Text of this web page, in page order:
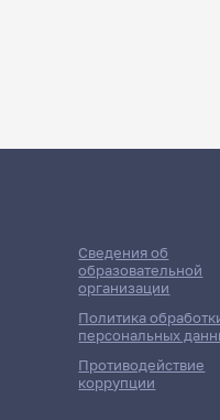
Сведения об
образовательной
организации
Политика
персональных
Противодействие
коррупции